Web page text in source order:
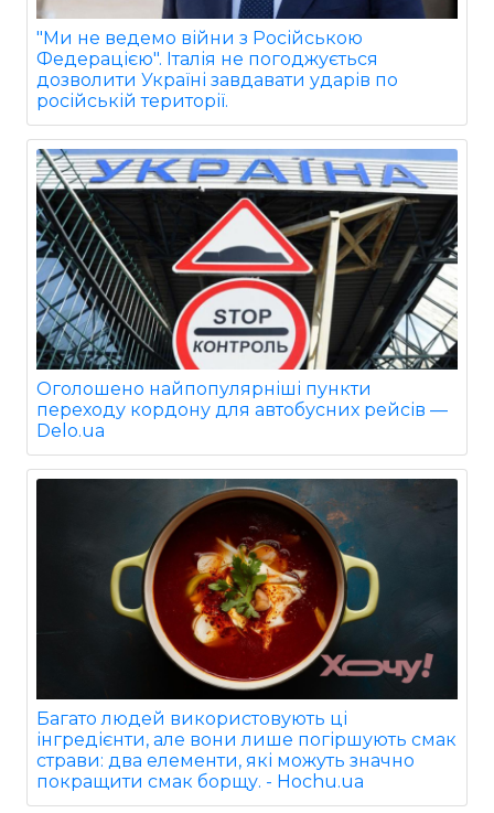
"Ми не ведемо війни з Російською
Федерацією". Італія не погоджується
дозволити Україні завдавати ударів по
російській території.
Оголошено найпопулярніші пункти
переходу кордону для автобусних рейсів —
Delo.ua
Багато людей використовують ці
інгредієнти, але вони лише погіршують смак
страви: два елементи, які можуть значно
покращити смак борщу. - Hochu.ua